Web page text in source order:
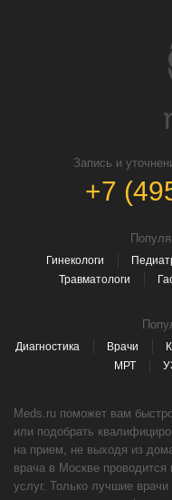
Запись и
+7
Гинекологи
Травматологи
Диагностика Врачи
МРТ
Meds.ru поможет вам
или подобрать
на прием, не выходя из
врача в Москве
услуг. Только лучшие